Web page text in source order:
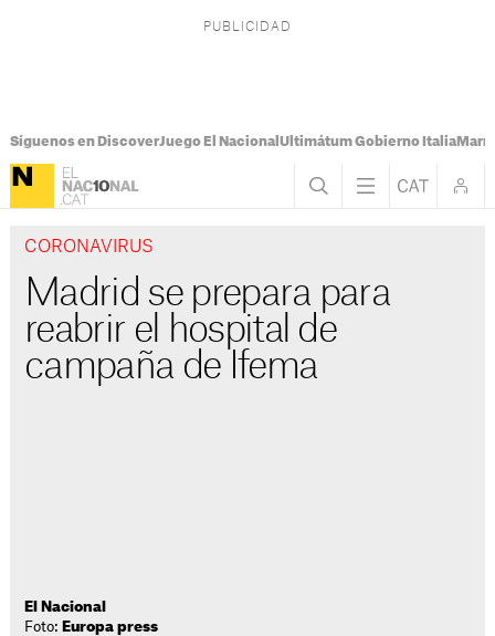
Síguenos en DiscoverJuego El Nacional Ultimátum Gobierno Italia
CORONAVIRUS
Madrid se prepara para
reabrir el hospital de
campaña de Ifema
El Nacional
Foto: Europa press